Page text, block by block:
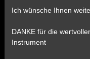
Ich wünsche Ihnen
DANKE für die
Instrument